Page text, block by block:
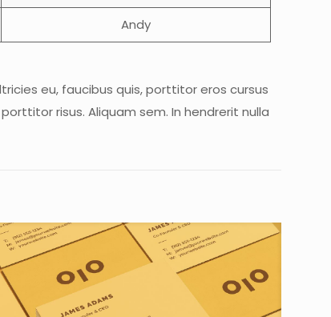
Andy
eu, faucibus quis, porttitor eros cursus
risus. Aliquam sem. In hendrerit nulla